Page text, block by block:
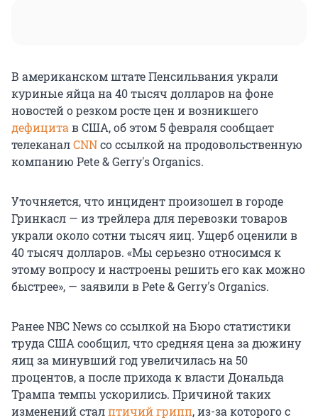
В американском штате Пенсильвания украли
куриные яйца на 40 тысяч долларов на фоне
новостей о резком росте цен и возникшего
дефицита в США, об этом 5 февраля сообщает
телеканалCNNсо ссылкой на продовольственную
компанию Pete & Gerry's Organics.
Уточняется, что инцидент произошел в городе
Гринкасл — из трейлера для перевозки товаров
украли около сотни тысяч яиц. Ущерб оценили в
40 тысяч долларов. «Мы серьезно относимся к
этому вопросу и настроены решить его как можно
быстрее», — заявили в Pete & Gerry's Organics.
Ранее NBC News со ссылкой на Бюро статистики
труда США сообщил, что средняя цена за дюжину
яиц за минувший год увеличилась на 50
процентов, а после прихода к власти Дональда
Трампа темпы ускорились. Причиной таких
изменений сталптичий грипп, из-за которого с